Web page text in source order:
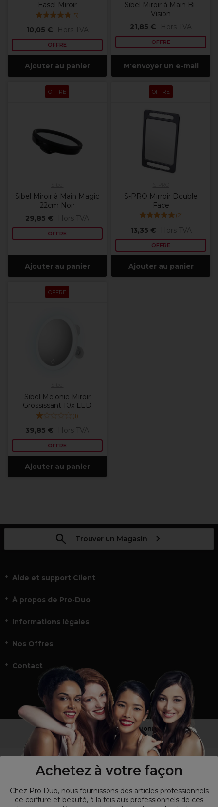
Achetez à votre façon
Chez Pro Duo, nous fournissons des articles professionnels
de coiffure et beauté, à la fois aux professionnels de ces
Easel Miroir
(5)
10,05 € Hors TVA
OFFRE
Ajouter au panier
Sibel Miroir à Main Bi-
Vision
21,85 €
Hors TVA
OFFRE
M'envoyer un e-mail
OFFRE
Sibel Miroir à Main Magic
22cm Noir
29,85 €
Hors TVA
OFFRE
Ajouter au panier
OFFRE
S-PRO Mirroir Double
Face
(2)
13,35 € Hors TVA
OFFRE
Ajouter au panier
OFFRE
Sibel Melonie Miroir
Grossissant 10x LED
(1)
39,85 € Hors TVA
OFFRE
Ajouter au panier
Trouver un Magasin
Aide et support Client
À propos de Pro-Duo
Informations légales
Nos Offres
Contact
Vous n’êtes pas un professionnel ?
Visitez notre site pourles particuliers !